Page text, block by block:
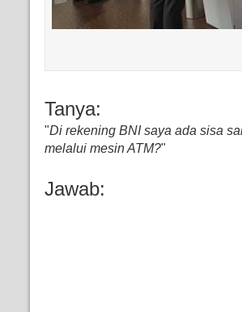
Tanya:
"Di rekening BNI saya ada sisa
melalui mesin ATM?"
Jawab: